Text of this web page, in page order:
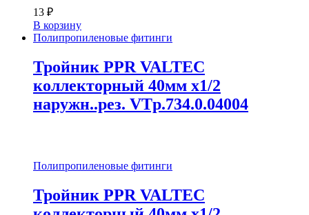
13 ₽
В корзину
Полипропиленовые фитинги
Тройник PPR VALTEC
коллекторный 40мм х1/2
наружн..рез. VTp.734.0.04004
Полипропиленовые фитинги
Тройник PPR VALTEC